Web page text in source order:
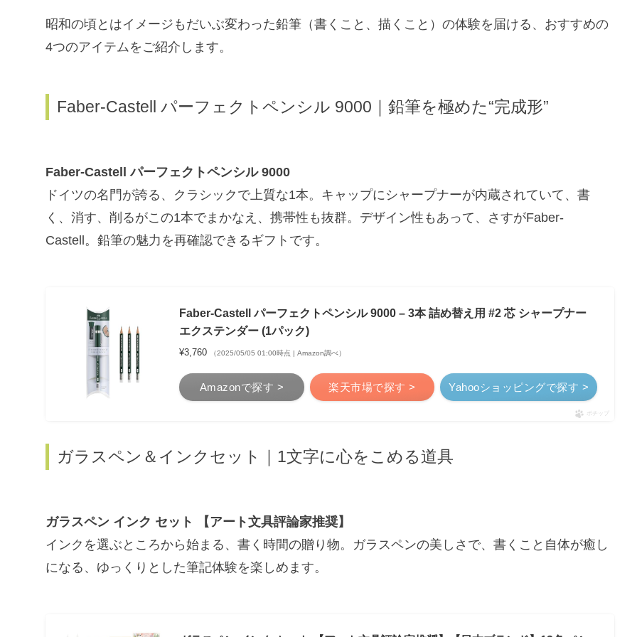
昭和の頃とはイメージもだいぶ変わった鉛筆（書くこと、描くこと）の体験を届ける、おすすめの
4つのアイテムをご紹介します。
Faber-Castell パーフェクトペンシル 9000｜鉛筆を極めた“完成形”
Faber-Castell パーフェクトペンシル 9000
ドイツの名門が誇る、クラシックで上質な1本。キャップにシャープナーが内蔵されていて、書
く、消す、削るがこの1本でまかなえ、携帯性も抜群。デザイン性もあって、さすがFaber-
Castell。鉛筆の魅力を再確認できるギフトです。
Faber-Castell パーフェクトペンシル 9000 – 3本 詰め替え用 #2 芯 シャープナー
エクステンダー (1パック)
¥3,760 （2025/05/05 01:00時点 | Amazon調べ）
Amazonで探す > 楽天市場で探す > Yahooショッピングで探す >
ポチップ
ガラスペン＆インクセット｜1文字に心をこめる道具
ガラスペン インク セット 【アート文具評論家推奨】
インクを選ぶところから始まる、書く時間の贈り物。ガラスペンの美しさで、書くこと自体が癒し
になる、ゆっくりとした筆記体験を楽しめます。